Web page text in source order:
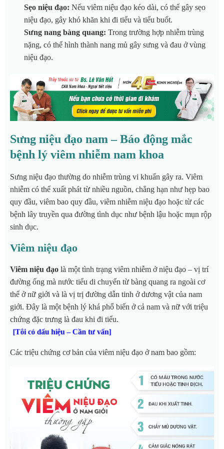
Sẹo niệu đạo: Nếu viêm niệu đạo kéo dài, có thể gây sẹo
niệu đạo, gây khó khăn khi đi tiểu và tiểu buốt.
Sưng nang bàng quang: Trong trường hợp nhiễm trùng
nặng, có thể hình thành nang mủ gây sưng và đau ở vùng
niệu đạo.
Sưng niệu đạo nam – Báo động mắc
bệnh lý viêm nhiễm nam khoa
Sưng niệu đạo thường do nhiễm trùng vi khuẩn gây ra. Viêm
nhiễm có thể xuất phát từ nhiều nguồn, chẳng hạn như hẹp bao
quy đầu, viêm bao quy đầu, viêm nhiễm niệu đạo hoặc từ các
bệnh lây truyền qua đường tình dục như bệnh lậu hoặc mụn rộp
sinh dục.
Viêm niệu đạo
Viêm niệu đạo là một tình trạng viêm nhiễm ở niệu đạo – vị trí
đường ống mà nước tiểu di chuyển từ bàng quang ra ngoài cơ
thể ở nữ giới và là vị trị đường dẫn tinh ở dương vật của nam
giới. Đây là một bệnh lý khá phổ biến ở cả nam và nữ với triệu
chứng đặc trưng là đau khi đi tiểu.
[Tôi có dấu hiệu – Cần tư vấn]
Các triệu chứng cơ bản của viêm niệu đạo ở nam bao gồm: